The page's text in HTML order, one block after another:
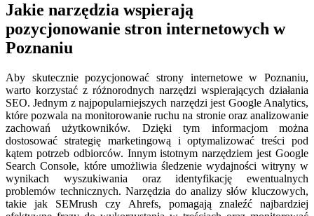
Jakie narzędzia wspierają
pozycjonowanie stron internetowych w
Poznaniu
Aby skutecznie pozycjonować strony internetowe w Poznaniu,
warto korzystać z różnorodnych narzędzi wspierających działania
SEO. Jednym z najpopularniejszych narzędzi jest Google Analytics,
które pozwala na monitorowanie ruchu na stronie oraz analizowanie
zachowań użytkowników. Dzięki tym informacjom można
dostosować strategię marketingową i optymalizować treści pod
kątem potrzeb odbiorców. Innym istotnym narzędziem jest Google
Search Console, które umożliwia śledzenie wydajności witryny w
wynikach wyszukiwania oraz identyfikację ewentualnych
problemów technicznych. Narzędzia do analizy słów kluczowych,
takie jak SEMrush czy Ahrefs, pomagają znaleźć najbardziej